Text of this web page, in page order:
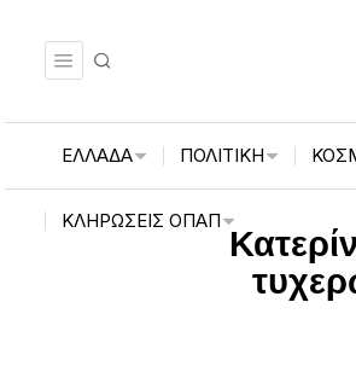
ΕΛΛΑΔΑ ΠΟΛΙΤΙΚΗ
ΚΛΗΡΏΣΕΙΣ ΟΠΑΠ